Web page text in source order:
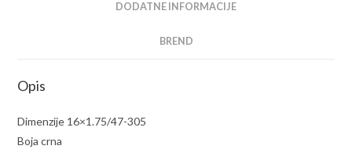
DODATNE INFORMACIJE
BREND
Opis
Dimenzije 16×1.75/47-305
Boja crna